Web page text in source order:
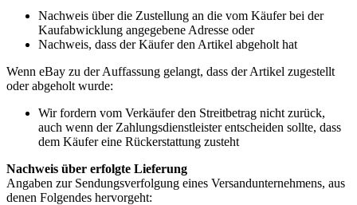
Nachweis über die Zustellung an die vom Käufer bei der
Kaufabwicklung angegebene Adresse oder
Nachweis, dass der Käufer den Artikel abgeholt hat
Wenn eBay zu der Auffassung gelangt, dass der Artikel zugestellt
oder abgeholt wurde:
Wir fordern vom Verkäufer den Streitbetrag nicht zurück,
auch wenn der Zahlungsdienstleister entscheiden sollte, dass
dem Käufer eine Rückerstattung zusteht
Nachweis über erfolgte Lieferung
Angaben zur Sendungsverfolgung eines Versandunternehmens, aus
denen Folgendes hervorgeht: